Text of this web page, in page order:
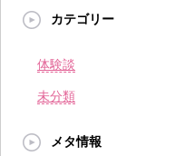
カテゴリー
体験談
未分類
メタ情報